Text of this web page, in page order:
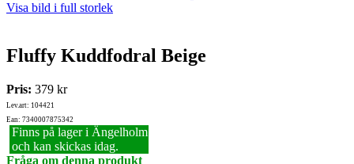
Visa bild i full storlek
Fluffy Kuddfodral Beige
Pris: 379 kr
Lev.art: 104421
Ean: 7340007875342
Finns på lager i Ängelholm
och kan skickas idag.
Fråga om denna produkt